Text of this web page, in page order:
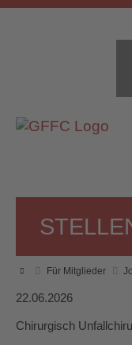
Für Mitglieder
22.06.2026
Chirurgisch